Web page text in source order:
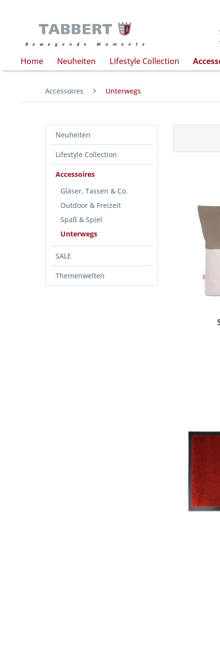
Home Neuheiten Lifestyle Collection
Accessoires Unterwegs
Neuheiten
Lifestyle Collection
Accessoires
Gläser, Tassen & Co.
Outdoor & Freizeit
Spaß & Spiel
Unterwegs
SALE
Themenwelten